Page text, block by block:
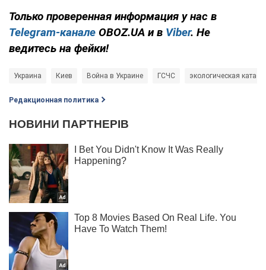
Только проверенная информация у нас в
Telegram-канале OBOZ.UA и в Viber. Не
ведитесь на фейки!
Украина Киев Война в Украине ГСЧС экологическая
Редакционная политика